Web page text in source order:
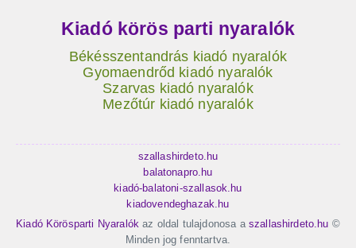
Kiadó körös parti nyaralók
Békésszentandrás kiadó nyaralók
Gyomaendrőd kiadó nyaralók
Szarvas kiadó nyaralók
Mezőtúr kiadó nyaralók
szallashirdeto.hu
balatonapro.hu
kiadó-balatoni-szallasok.hu
kiadovendeghazak.hu
Kiadó Körösparti Nyaralók az oldal tulajdonosa a szallashirdeto.hu ©
Minden jog fenntartva.